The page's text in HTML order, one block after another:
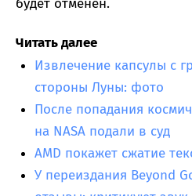
будет отменен.
Читать далее
Извлечение капсулы с
стороны Луны: фото
После попадания
на NASA подали в суд
AMD покажет сжатие
У переиздания Beyond